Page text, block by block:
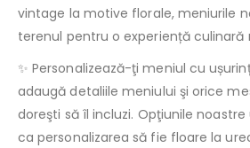
vintage la motive florale, meniurile
terenul pentru o experiență culinară
✨ Personalizează-ţi meniul cu
adaugă detaliile meniului şi orice
doreşti să îl incluzi. Opţiunile
ca personalizarea să fie floare la